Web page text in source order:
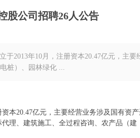
股公司招聘26人公告
2013年10月，注册资本20.47亿元，主要
桩）、园林绿化 ...
本20.47亿元，主要经营业务涉及国有资产
理、建筑施工、全过程咨询、农产品（建